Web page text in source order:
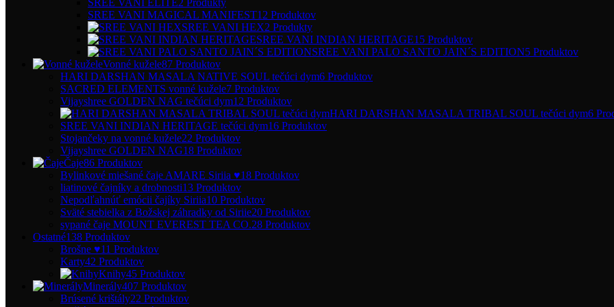
SREE VANI MAGICAL MANIFEST12 Produktov
SREE VANI HEX2 Produkty
SREE VANI INDIAN HERITAGE15 Produktov
SREE VANI PALO SANTO JAIN´S EDITION5 Produktov
Vonné kužele87 Produktov
HARI DARSHAN MASALA NATIVE SOUL tečúci dym6 Produktov
SACRED ELEMENTS vonné kužele7 Produktov
Vijayshree GOLDEN NAG tečúci dym12 Produktov
HARI DARSHAN MASALA TRIBAL SOUL tečúci dym6
SREE VANI INDIAN HERITAGE tečúci dym16 Produktov
Stojančeky na vonné kužele22 Produktov
Vijayshree GOLDEN NAG18 Produktov
Čaje86 Produktov
Bylinkové miešané čaje AMARE Siriia ♥18 Produktov
liatinové čajníky a drobnosti13 Produktov
Nepodľahnúť emócii čajíky Siriia10 Produktov
Sväté stebielka z Božskej záhradky od Siriie20 Produktov
sypané čaje MOUNT EVEREST TEA CO.28 Produktov
Ostatné138 Produktov
Brošne ♥11 Produktov
Karty42 Produktov
Knihy45 Produktov
Minerály407 Produktov
Brúsené krištály22 Produktov